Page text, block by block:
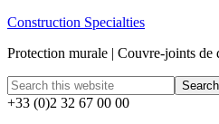
Construction Specialties
Protection murale | Couvre-joints de
+33 (0)2 32 67 00 00